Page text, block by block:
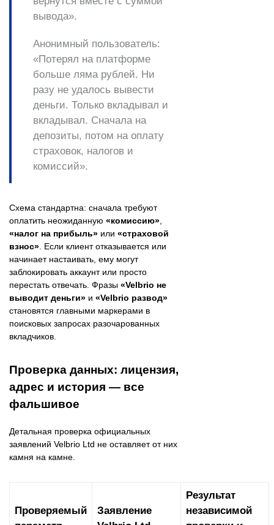
вывода».
Анонимный пользователь:
«Потерял на платформе
больше ляма рублей. Ни
разу не удалось вывести
деньги. Только вкладывал и
вкладывал. Сначала на
депозиты, потом на оплату
страховок, налогов и
комиссий».
Схема стандартна: сначала требуют
оплатить неожиданную «комиссию»,
«налог на прибыль» или «страховой
взнос». Если клиент отказывается или
начинает настаивать, ему могут
заблокировать аккаунт или просто
перестать отвечать. Фразы «Velbrio не
выводит деньги» и «Velbrio развод»
становятся главными маркерами в
поисковых запросах разочарованных
вкладчиков.
Проверка данных: лицензия,
адрес и история — все
фальшивое
Детальная проверка официальных
заявлений Velbrio Ltd не оставляет от них
камня на камне.
Проверяемый
Заявление
Результат
независимой